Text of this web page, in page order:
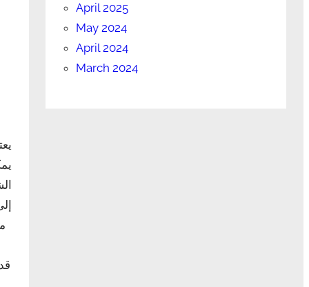
April 2025
May 2024
April 2024
March 2024